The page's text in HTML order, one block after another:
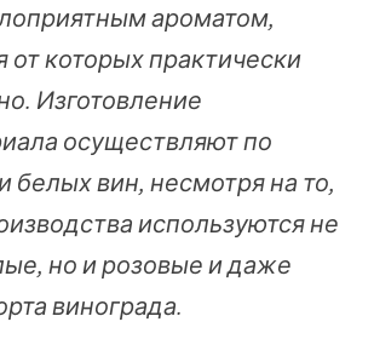
ароматом,
от которых практически
Изготовление
осуществляют по
белых вин, несмотря на то,
используются не
но и розовые и даже
винограда.